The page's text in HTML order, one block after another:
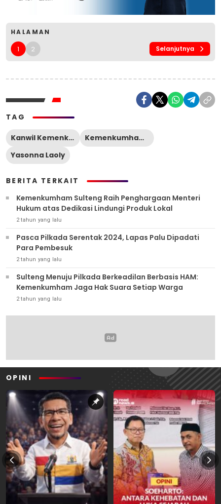
HALAMAN
1 2 Selanjutnya
TAG
Kanwil Kemenkumham Sulteng
Kemenkumham RI
Yasonna Laoly
BERITA TERKAIT
Kemenkumham Sulteng Raih Penghargaan Menteri
Hukum atas Dedikasi Lindungi Produk Lokal
2 tahun yang lalu
Pasca Pilkada Serentak 2024, Lapas Palu Dipadati
Para Pembesuk
2 tahun yang lalu
Sulteng Menuju Pilkada Berkeadilan Berbasis HAM:
Kemenkumham Jaga Hak Suara Setiap Warga
2 tahun yang lalu
OPINI